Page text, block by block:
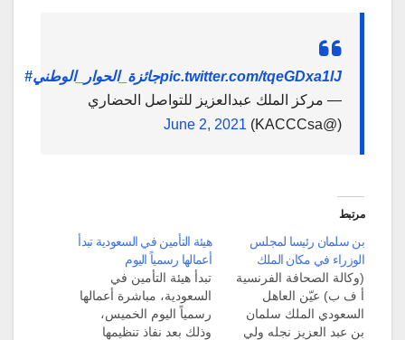
#جائزة_الحوار_الوطنيpic.twitter.com/tqeGDxa1lJ
— مركز الملك عبدالعزيز للتواصل الحضاري
(@KACCCsa)
June 2, 2021
مرتبط
بن سلمان رئيسا لمجلس
الوزراء في مكان الملك
(وكالة الصحافة الفرنسية
أ ف ب) عيّن العاهل
السعودي الملك سلمان
بن عبد العزيز نجله ولي
هيئة التأمين في السعودية تبدأ
أعمالها رسمياً اليوم
تبدأ هيئة التأمين في
السعودية، مباشرة أعمالها
رسمياً اليوم الخميس،
وذلك بعد نفاذ تنظيمها